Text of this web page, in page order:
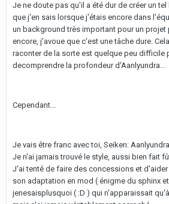
Je ne doute pas qu'il a été dur de créer un
que j'en sais lorsque j'étais encore dans
un background très important pour un
encore, j'avoue que c'est une tâche dure.
raconter de la sorte est quelque peu difficile
decomprendre la profondeur d'Aanlyundra...
Cependant...
Je vais être franc avec toi, Seiken:
Je n'ai jamais trouvé le style, aussi bien fait
J'ai tenté de faire des concessions et
son adaptation en mod ( énigme du sphinx
jenesaisplusquoi ( :D ) qui n'apparaissait